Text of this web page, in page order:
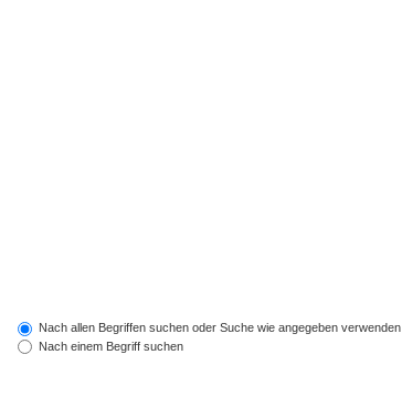
Nach allen Begriffen suchen oder Suche wie angegeben verwenden
Nach einem Begriff suchen